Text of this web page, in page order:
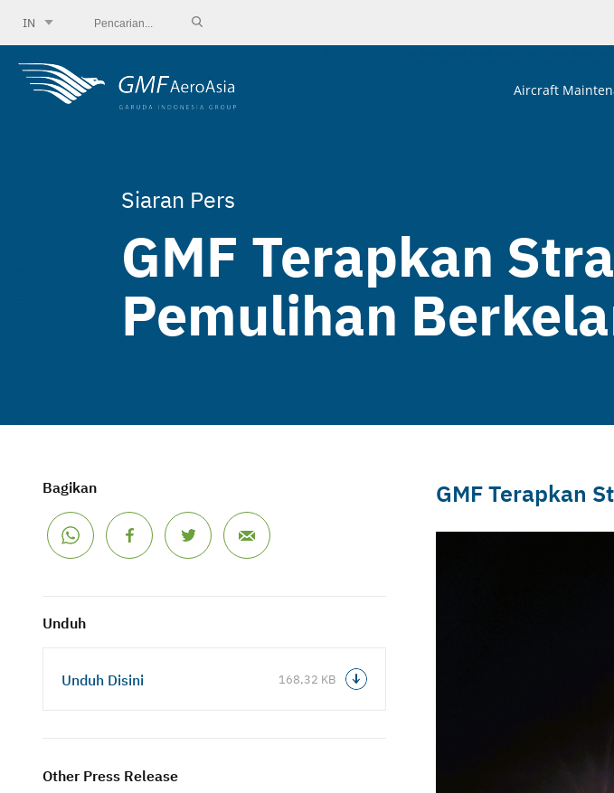
IN
Aircraft
Siaran Pers
GMF Terapkan
Pemulihan
Bagikan
Unduh
Unduh Disini 168,32 KB
Other Press Release
GMF Terapkan